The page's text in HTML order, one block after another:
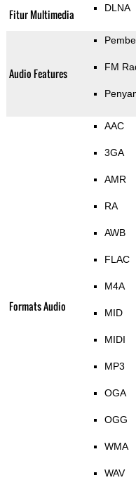
Fitur Multimedia DLNA
Audio Features FM
Formats Audio
AAC
3GA
AMR
RA
AWB
FLAC
M4A
MID
MIDI
MP3
OGA
OGG
WMA
WAV